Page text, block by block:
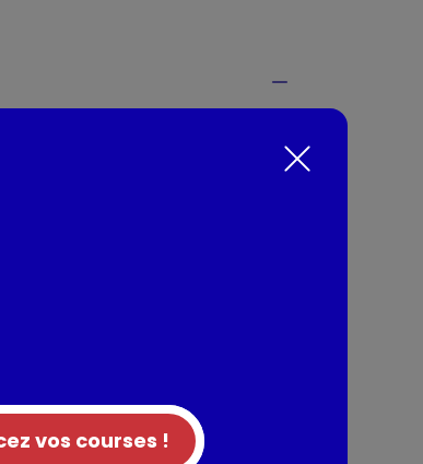
sélectionnées avec soin pour
de terroir possède une chair
prépare Ma Purée uniquement à
de terre fraîches, du lait et
blanc) Contient du
vos courses !